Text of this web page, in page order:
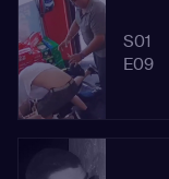
S01
E09